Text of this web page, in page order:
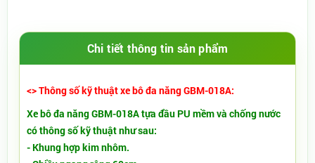
Chi tiết thông tin sản phẩm
<> Thông số kỹ thuật xe bô đa năng GBM-018A:
Xe bô đa năng GBM-018A tựa đầu PU mềm và chống nước
có thông số kỹ thuật như sau:
- Khung hợp kim nhôm.